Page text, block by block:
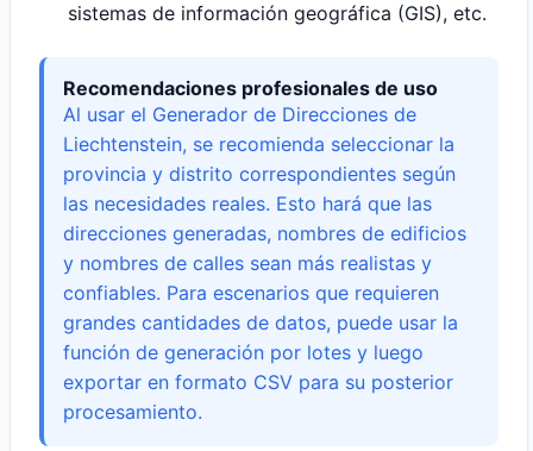
sistemas de información geográfica (GIS), etc.
Recomendaciones profesionales de uso
Al usar el Generador de Direcciones de
Liechtenstein, se recomienda seleccionar la
provincia y distrito correspondientes según
las necesidades reales. Esto hará que las
direcciones generadas, nombres de edificios
y nombres de calles sean más realistas y
confiables. Para escenarios que requieren
grandes cantidades de datos, puede usar la
función de generación por lotes y luego
exportar en formato CSV para su posterior
procesamiento.